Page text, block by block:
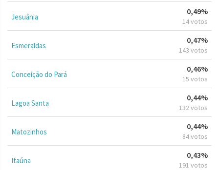
Jesuânia
0,49%
14 votos
Esmeraldas
0,47%
143 votos
Conceição do Pará
0,46%
15 votos
Lagoa Santa
0,44%
132 votos
Matozinhos
0,44%
84 votos
Itaúna
0,43%
191 votos